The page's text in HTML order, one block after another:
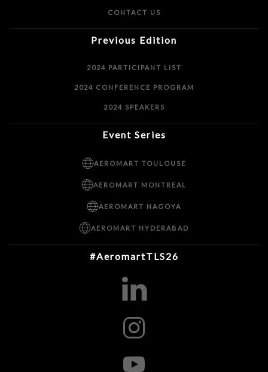
CONTACT US
Previous Edition
2024 PARTICIPANT LIST
2024 CONFERENCE PROGRAM
2024 SPEAKERS
Event Series
AEROMART TOULOUSE
AEROMART MONTREAL
AEROMART NAGOYA
AEROMART HYDERABAD
#AeromartTLS26